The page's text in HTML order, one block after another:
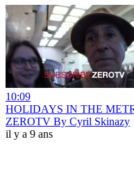
10:09
HOLIDAYS IN THE
ZEROTV By Cyril Skinazy
il y a 9 ans